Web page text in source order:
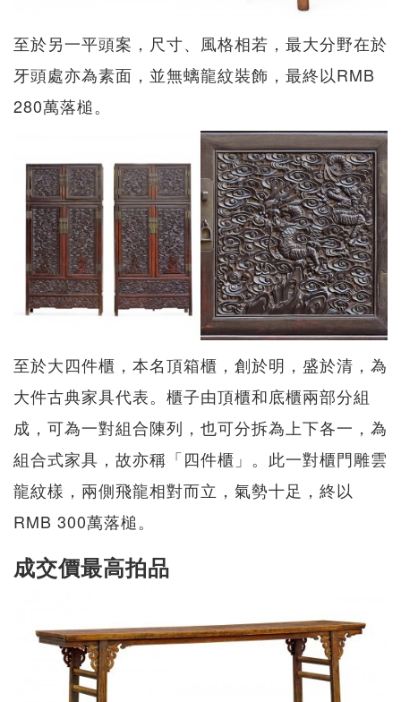
至於另一平頭案，尺寸、風格相若，最大分野在於
牙頭處亦為素面，並無螭龍紋裝飾，最終以RMB
280萬落槌。
至於大四件櫃，本名頂箱櫃，創於明，盛於清，為
大件古典家具代表。櫃子由頂櫃和底櫃兩部分組
成，可為一對組合陳列，也可分拆為上下各一，為
組合式家具，故亦稱「四件櫃」。此一對櫃門雕雲
龍紋樣，兩側飛龍相對而立，氣勢十足，終以
RMB 300萬落槌。
成交價最高拍品